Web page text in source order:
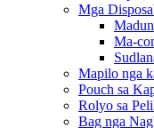
Mga
Ma-
Mapilo nga
Pouch sa
Rolyo sa
Bag nga